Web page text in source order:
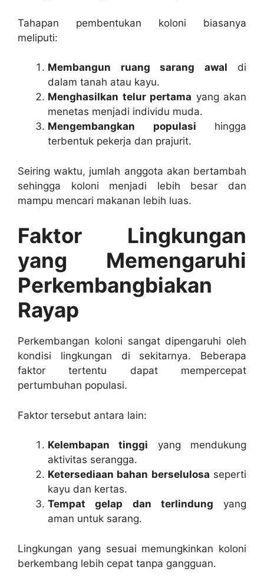
Tahapan pembentukan koloni biasanya
meliputi:
Membangun ruang sarang awal di
dalam tanah atau kayu.
Menghasilkan telur pertama yang akan
menetas menjadi individu muda.
Mengembangkan populasi hingga
terbentuk pekerja dan prajurit.
Seiring waktu, jumlah anggota akan bertambah
sehingga koloni menjadi lebih besar dan
mampu mencari makanan lebih luas.
Faktor Lingkungan
yang Memengaruhi
Perkembangbiakan
Rayap
Perkembangan koloni sangat dipengaruhi oleh
kondisi lingkungan di sekitarnya. Beberapa
faktor tertentu dapat mempercepat
pertumbuhan populasi.
Faktor tersebut antara lain:
Kelembapan tinggi yang mendukung
aktivitas serangga.
Ketersediaan bahan berselulosa seperti
kayu dan kertas.
Tempat gelap dan terlindung yang
aman untuk sarang.
Lingkungan yang sesuai memungkinkan koloni
berkembang lebih cepat tanpa gangguan.